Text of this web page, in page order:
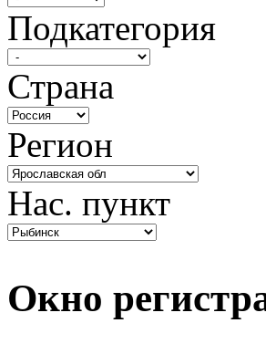
Подкатегория
Страна
Регион
Нас. пункт
Окно